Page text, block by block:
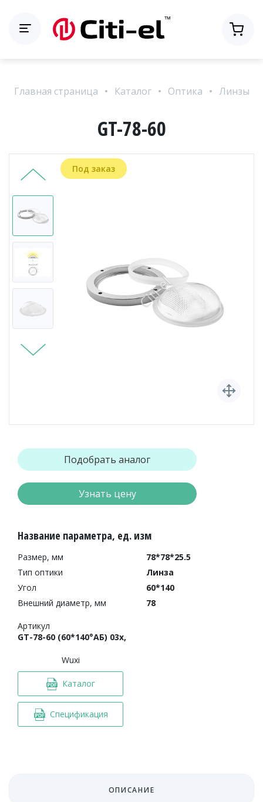
Главная страница Каталог Оптика Линзы
GT-78-60
Под заказ
Подобрать аналог
Узнать цену
Название параметра, ед. изм
Размер, мм
78*78*25.5
Тип оптики
Линза
Угол
60*140
Внешний диаметр, мм
78
Артикул
GT-78-60 (60*140°АБ) 03x,
Wuxi
Каталог
Спецификация
ОПИСАНИЕ